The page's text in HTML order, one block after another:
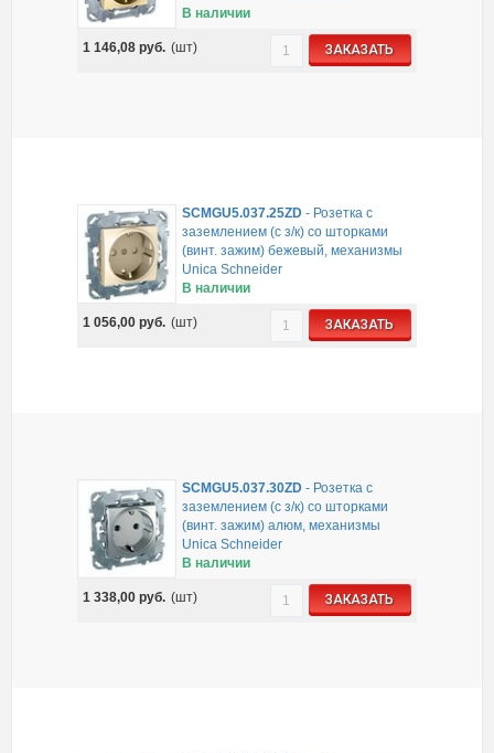
В наличии
1 146,08руб. (шт) ЗАКАЗАТЬ
SCMGU5.037.25ZD - Розетка с
заземлением (с з/к) со шторками
(винт. зажим) бежевый, механизмы
Unica Schneider
В наличии
1 056,00руб. (шт) ЗАКАЗАТЬ
SCMGU5.037.30ZD - Розетка с
заземлением (с з/к) со шторками
(винт. зажим) алюм, механизмы
Unica Schneider
В наличии
1 338,00руб. (шт) ЗАКАЗАТЬ